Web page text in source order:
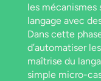
les mécanismes
langage avec
Dans cette
d’automatiser
maîtrise du
simple micro-